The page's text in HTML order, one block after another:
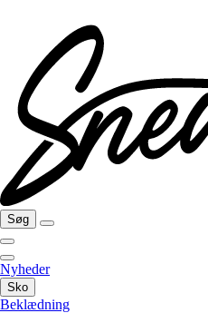
Søg
Nyheder
Sko
Beklædning